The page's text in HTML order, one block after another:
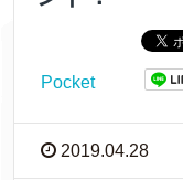
Pocket
2019.04.28